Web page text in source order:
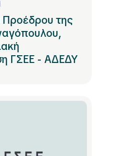
της
ΓΣΕΕ - ΑΔΕΔΥ